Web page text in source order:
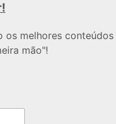
os melhores conteúdos
mão"!